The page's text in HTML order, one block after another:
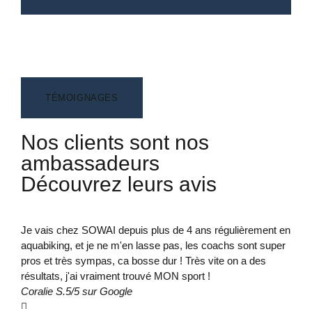
TÉMOIGNAGES
Nos clients sont nos
ambassadeurs
Découvrez leurs avis
Je vais chez SOWAI depuis plus de 4 ans régulièrement en
aquabiking, et je ne m'en lasse pas, les coachs sont super
pros et très sympas, ca bosse dur ! Très vite on a des
résultats, j'ai vraiment trouvé MON sport !
Coralie S.5/5 sur Google